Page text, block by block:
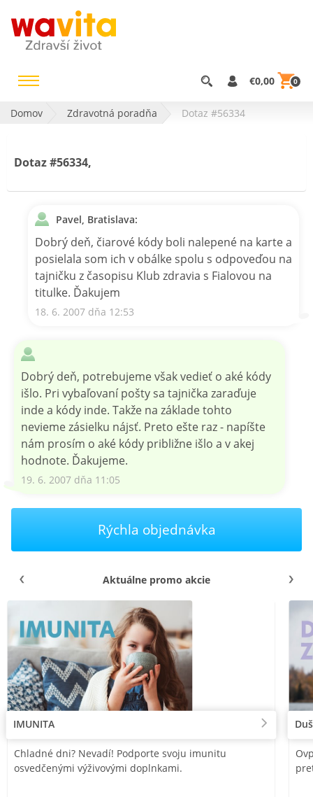
€0,00 0
Domov Zdravotná poradňa Dotaz #56334
Dotaz #56334,
Pavel, Bratislava:
Dobrý deň, čiarové kódy boli nalepené na karte a
posielala som ich v obálke spolu s odpoveďou na
tajničku z časopisu Klub zdravia s Fialovou na
titulke. Ďakujem
18. 6. 2007 dňa 12:53
Dobrý deň, potrebujeme však vedieť o aké kódy
išlo. Pri vybaľovaní pošty sa tajnička zaraďuje
inde a kódy inde. Takže na základe tohto
nevieme zásielku nájsť. Preto ešte raz - napíšte
nám prosím o aké kódy približne išlo a v akej
hodnote. Ďakujeme.
19. 6. 2007 dňa 11:05
Rýchla objednávka
Aktuálne promo akcie
IMUNITA
Chladné dni? Nevadí! Podporte svoju imunitu
osvedčenými výživovými doplnkami.